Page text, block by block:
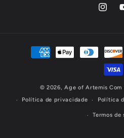
Formas
© 2026,Age of Artemis
Política de privacidade
Política
Termos de